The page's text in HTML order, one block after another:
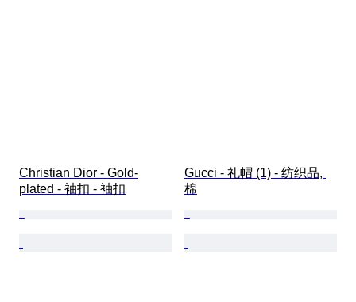
Christian Dior - Gold-
plated - 袖扣 - 袖扣
Gucci - 礼帽 (1) - 纺织品,
棉